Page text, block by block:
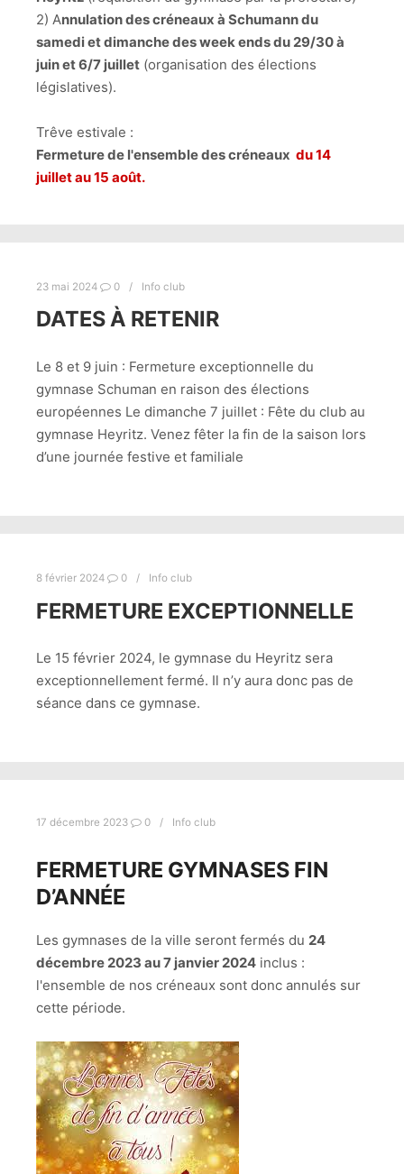
2) Annulation des créneaux à Schumann du
samedi et dimanche des week ends du 29/30 à
juin et 6/7 juillet (organisation des élections
législatives).
Trêve estivale :
Fermeture de l'ensemble des créneaux du 14
juillet au 15 août.
23 mai 2024 0 Info club
DATES À RETENIR
Le 8 et 9 juin : Fermeture exceptionnelle du
gymnase Schuman en raison des élections
européennes Le dimanche 7 juillet : Fête du club au
gymnase Heyritz. Venez fêter la fin de la saison lors
d’une journée festive et familiale
8 février 2024 0 Info club
FERMETURE EXCEPTIONNELLE
Le 15 février 2024, le gymnase du Heyritz sera
exceptionnellement fermé. Il n’y aura donc pas de
séance dans ce gymnase.
17 décembre 2023 0 Info club
FERMETURE GYMNASES FIN
D’ANNÉE
Les gymnases de la ville seront fermés du 24
décembre 2023 au 7 janvier 2024 inclus :
l'ensemble de nos créneaux sont donc annulés sur
cette période.